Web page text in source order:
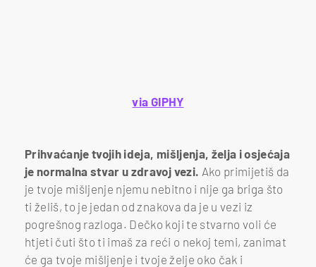
via GIPHY
Prihvaćanje tvojih ideja, mišljenja, želja i osjećaja
je normalna stvar u zdravoj vezi. Ako primijetiš da
je tvoje mišljenje njemu nebitno i nije ga briga što
ti želiš, to je jedan od znakova da je u vezi iz
pogrešnog razloga. Dečko koji te stvarno voli će
htjeti čuti što ti imaš za reći o nekoj temi, zanimat
će ga tvoje mišljenje i tvoje želje oko čak i